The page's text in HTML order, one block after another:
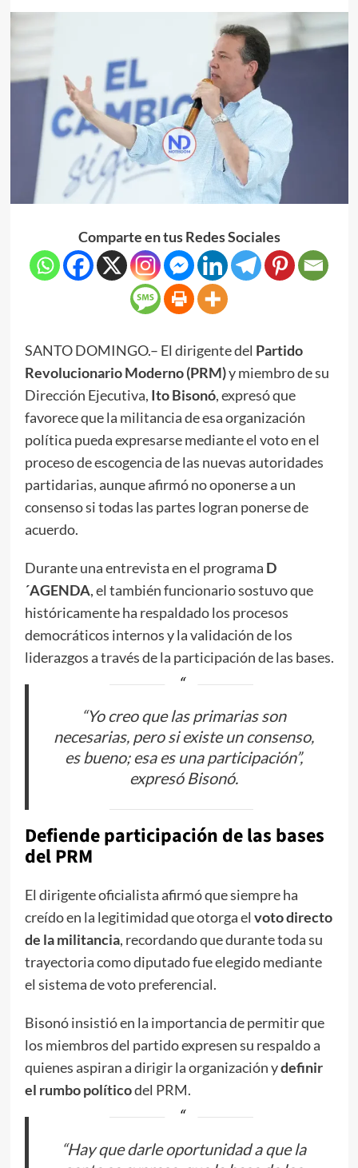
Comparte en tus Redes Sociales
SANTO DOMINGO.– El dirigente del Partido
Revolucionario Moderno (PRM)y miembro de su
Dirección Ejecutiva, Ito Bisonó, expresó que
favorece que la militancia de esa organización
política pueda expresarse mediante el voto en el
proceso de escogencia de las nuevas autoridades
partidarias, aunque afirmó no oponerse a un
consenso si todas las partes logran ponerse de
acuerdo.
Durante una entrevista en el programa D
´AGENDA, el también funcionario sostuvo que
históricamente ha respaldado los procesos
democráticos internos y la validación de los
liderazgos a través de la participación de las bases.
“Yo creo que las primarias son
necesarias, pero si existe un consenso,
es bueno; esa es una participación”,
expresó Bisonó.
Defiende participación de las bases
del PRM
El dirigente oficialista afirmó que siempre ha
creído en la legitimidad que otorga el voto directo
de la militancia, recordando que durante toda su
trayectoria como diputado fue elegido mediante
el sistema de voto preferencial.
Bisonó insistió en la importancia de permitir que
los miembros del partido expresen su respaldo a
quienes aspiran a dirigir la organización ydefinir
el rumbo políticodel PRM.
“Hay que darle oportunidad a que la